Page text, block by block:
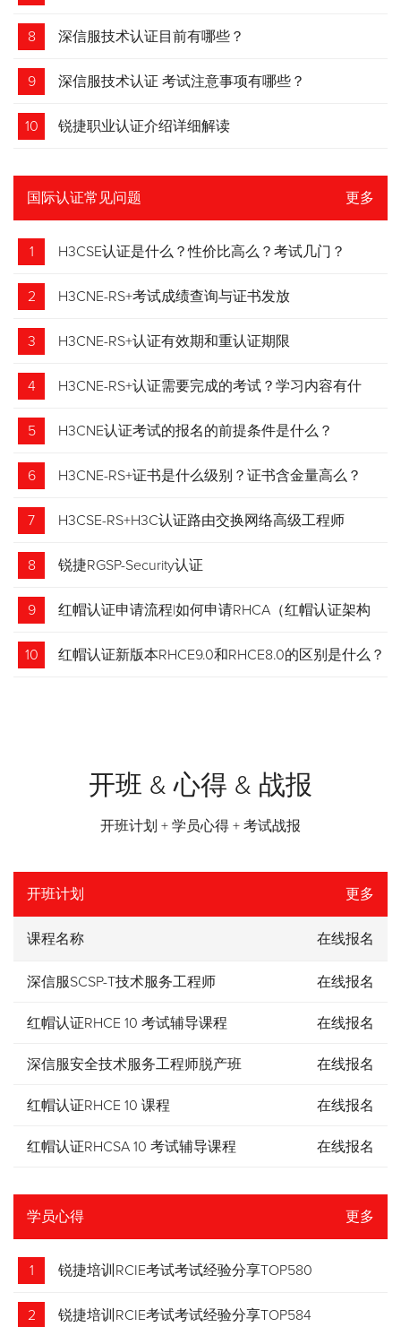
专家级网络工程师
8 深信服技术认证目前有哪些？
9 深信服技术认证 考试注意事项有哪些？
10 锐捷职业认证介绍详细解读
国际认证常见问题 更多
1 H3CSE认证是什么？性价比高么？考试几门？
2 H3CNE-RS+考试成绩查询与证书发放
3 H3CNE-RS+认证有效期和重认证期限
4 H3CNE-RS+认证需要完成的考试？学习内容有什
么？
5 H3CNE认证考试的报名的前提条件是什么？
6 H3CNE-RS+证书是什么级别？证书含金量高么？
7 H3CSE-RS+H3C认证路由交换网络高级工程师
8 锐捷RGSP-Security认证
9 红帽认证申请流程|如何申请RHCA（红帽认证架构
师）证书？申请步骤请收藏！
10 红帽认证新版本RHCE9.0和RHCE8.0的区别是什么？
开班 & 心得 & 战报
开班计划 + 学员心得 + 考试战报
开班计划 更多
课程名称 在线报名
深信服SCSP-T技术服务工程师 在线报名
红帽认证RHCE 10 考试辅导课程 在线报名
深信服安全技术服务工程师脱产班 在线报名
红帽认证RHCE 10 课程 在线报名
红帽认证RHCSA 10 考试辅导课程 在线报名
学员心得 更多
1 锐捷培训RCIE考试考试经验分享TOP580
2 锐捷培训RCIE考试考试经验分享TOP584